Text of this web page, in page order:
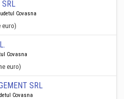
SRL
Covasna
euro)
Covasna
euro)
SRL
Covasna